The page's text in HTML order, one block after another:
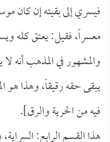
فيسري إلى بقيته إن كان
معسراً، فقيل: يعتق كله
والمشهور في المذهب أنه
يبقى حقه رقيقاً، وهذا
فيه من الحرية والرق].
هذا القسم الرابع: